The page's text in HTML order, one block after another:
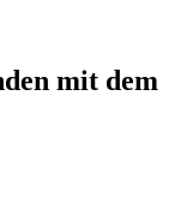
mit dem